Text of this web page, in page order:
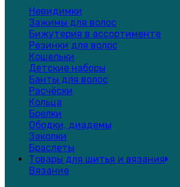
Невидимки
Зажимы для волос
Бижутерия в ассортименте
Резинки для волос
Кошельки
Детские наборы
Банты для волос
Расчёски
Кольца
Брелки
Ободки, диадемы
Заколки
Браслеты
Товары для шитья и вязания
Вязание